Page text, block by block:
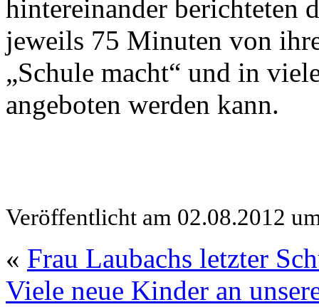
hintereinander berichteten
jeweils 75 Minuten von
„Schule macht“ und in
angeboten werden kann.
Veröffentlicht am 02.08.2012
« Frau Laubachs letzter
Viele neue Kinder an